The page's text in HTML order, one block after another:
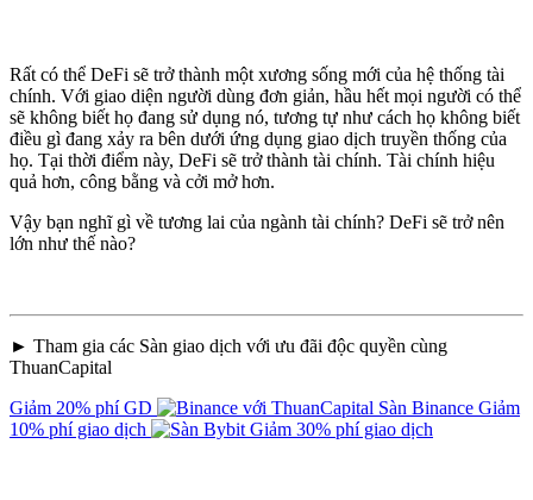
Rất có thể DeFi sẽ trở thành một xương sống mới của hệ thống tài
chính. Với giao diện người dùng đơn giản, hầu hết mọi người có thể
sẽ không biết họ đang sử dụng nó, tương tự như cách họ không biết
điều gì đang xảy ra bên dưới ứng dụng giao dịch truyền thống của
họ. Tại thời điểm này, DeFi sẽ trở thành tài chính. Tài chính hiệu
quả hơn, công bằng và cởi mở hơn.
Vậy bạn nghĩ gì về tương lai của ngành tài chính? DeFi sẽ trở nên
lớn như thế nào?
► Tham gia các Sàn giao dịch với ưu đãi độc quyền cùng
ThuanCapital
Giảm 20% phí GD
Sàn Binance Giảm
10% phí giao dịch
Giảm 30% phí giao dịch